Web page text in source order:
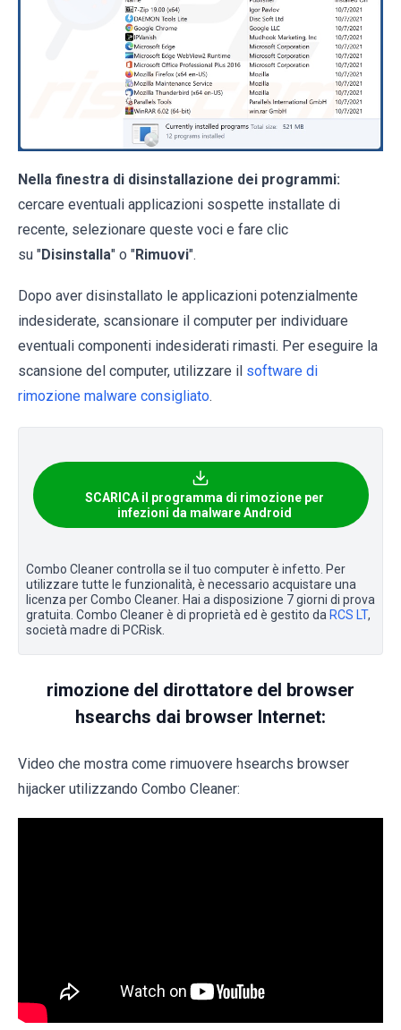
Nella finestra di disinstallazione dei programmi:
cercare eventuali applicazioni sospette installate di
recente, selezionare queste voci e fare clic
su "Disinstalla" o "Rimuovi".
Dopo aver disinstallato le applicazioni potenzialmente
indesiderate, scansionare il computer per individuare
eventuali componenti indesiderati rimasti. Per eseguire la
scansione del computer, utilizzare il software di
rimozione malware consigliato.
SCARICA il programma di rimozione per
infezioni da malware Android
Combo Cleaner controlla se il tuo computer è infetto. Per
utilizzare tutte le funzionalità, è necessario acquistare una
licenza per Combo Cleaner. Hai a disposizione 7 giorni di prova
gratuita. Combo Cleaner è di proprietà ed è gestito da RCS LT,
società madre di PCRisk.
rimozione del dirottatore del browser
hsearchs dai browser Internet:
Video che mostra come rimuovere hsearchs browser
hijacker utilizzando Combo Cleaner: